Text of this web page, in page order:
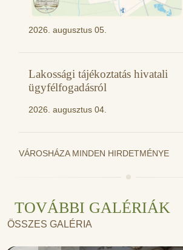
2026. augusztus 05.
Lakossági tájékoztatás hivatali
ügyfélfogadásról
2026. augusztus 04.
VÁROSHÁZA MINDEN HIRDETMÉNYE
TOVÁBBI GALÉRIÁK
ÖSSZES GALÉRIA